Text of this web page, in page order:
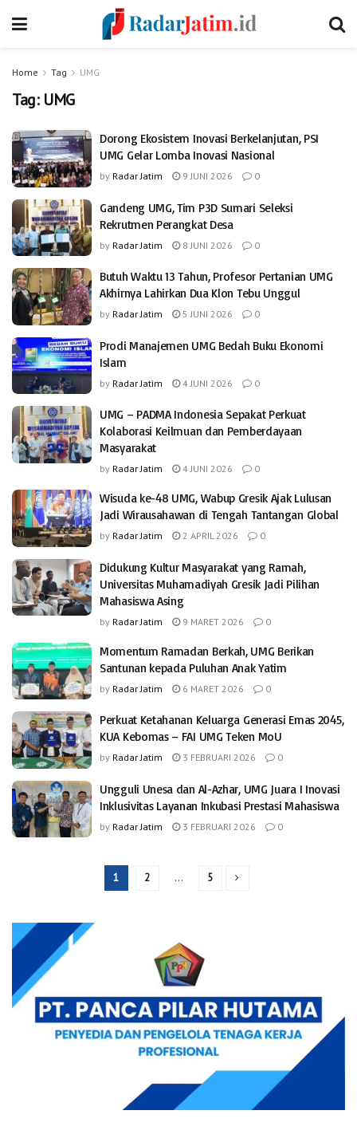
Home Tag UMG
Tag: UMG
Dorong Ekosistem Inovasi Berkelanjutan, PSI
UMG Gelar Lomba Inovasi Nasional
by Radar Jatim 9 JUNI 2026 0
Gandeng UMG, Tim P3D Sumari Seleksi
Rekrutmen Perangkat Desa
by Radar Jatim 8 JUNI 2026 0
Butuh Waktu 13 Tahun, Profesor Pertanian UMG
Akhirnya Lahirkan Dua Klon Tebu Unggul
by Radar Jatim 5 JUNI 2026 0
Prodi Manajemen UMG Bedah Buku Ekonomi
Islam
by Radar Jatim 4 JUNI 2026 0
UMG – PADMA Indonesia Sepakat Perkuat
Kolaborasi Keilmuan dan Pemberdayaan
Masyarakat
by Radar Jatim 4 JUNI 2026 0
Wisuda ke-48 UMG, Wabup Gresik Ajak Lulusan
Jadi Wirausahawan di Tengah Tantangan Global
by Radar Jatim 2 APRIL 2026 0
Didukung Kultur Masyarakat yang Ramah,
Universitas Muhamadiyah Gresik Jadi Pilihan
Mahasiswa Asing
by Radar Jatim 9 MARET 2026 0
Momentum Ramadan Berkah, UMG Berikan
Santunan kepada Puluhan Anak Yatim
by Radar Jatim 6 MARET 2026 0
Perkuat Ketahanan Keluarga Generasi Emas 2045,
KUA Kebomas – FAI UMG Teken MoU
by Radar Jatim 3 FEBRUARI 2026 0
Ungguli Unesa dan Al-Azhar, UMG Juara I Inovasi
Inklusivitas Layanan Inkubasi Prestasi Mahasiswa
by Radar Jatim 3 FEBRUARI 2026 0
1 2 … 5